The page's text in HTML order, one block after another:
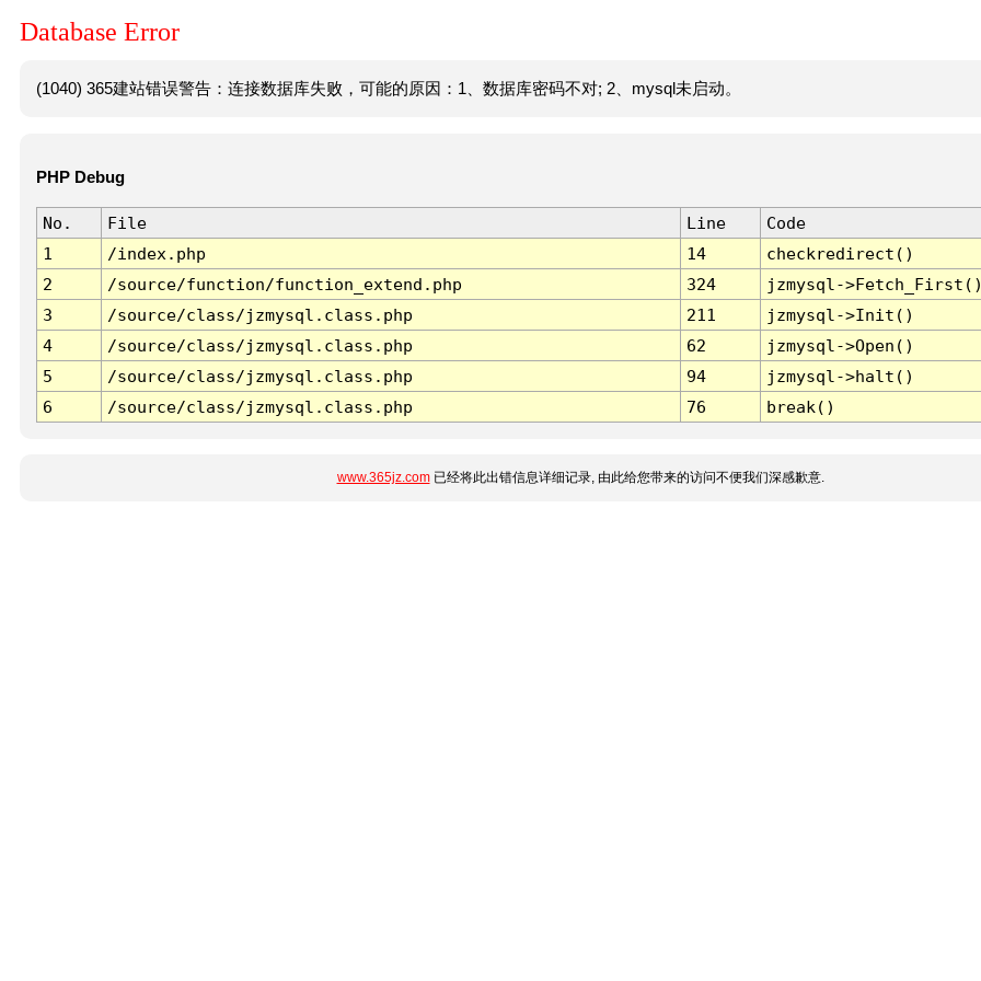
Database Error
(1040) 365建站错误警告：连接数据库失败，可能的原因：1、数据库密码不对; 2、mysql未启动。
PHP Debug
No. File Line
Code
1
/index.php 14
checkredirect()
2
/source/function/function_extend.php 324
jzmysql-
3
/source/class/jzmysql.class.php 211
jzmysql->Init()
4
/source/class/jzmysql.class.php 62
jzmysql->Open()
5
/source/class/jzmysql.class.php 94
jzmysql->halt()
6
/source/class/jzmysql.class.php 76 break()
www.365jz.com已经将此出错信息详细记录, 由此给您带来的访问不便我们深感歉意.